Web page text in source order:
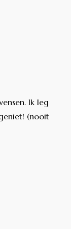
Ik leg
(nooit